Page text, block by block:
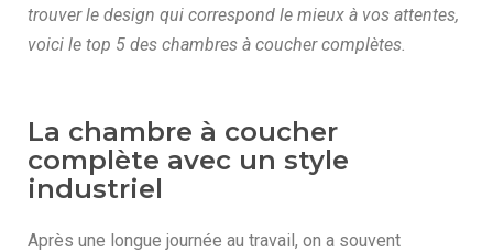
trouver le design qui correspond le mieux à vos attentes,
voici le top 5 des chambres à coucher complètes.
La chambre à coucher
complète avec un style
industriel
Après une longue journée au travail, on a souvent